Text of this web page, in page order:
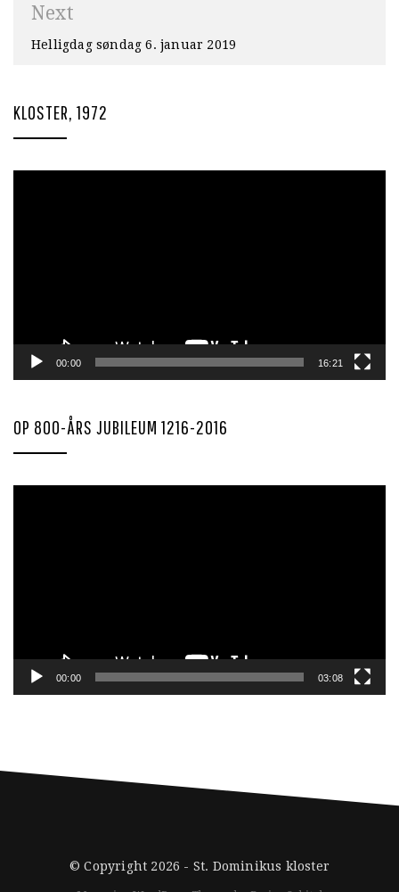
Next
Helligdag søndag 6. januar 2019
KLOSTER, 1972
00:00 16:21
OP 800-ÅRS JUBILEUM 1216-2016
00:00 03:08
© Copyright 2026 - St. Dominikus kloster